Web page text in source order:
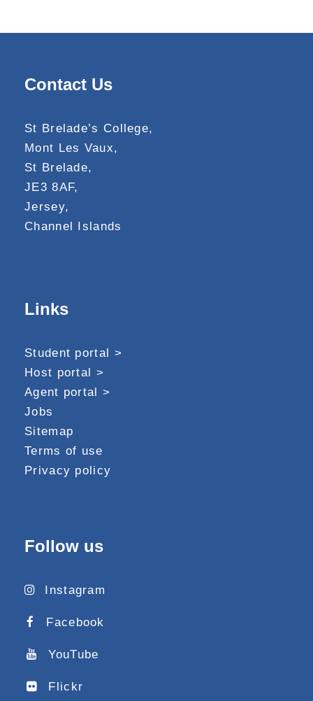
Contact Us
St Brelade’s College,
Mont Les Vaux,
St Brelade,
JE3 8AF,
Jersey,
Channel Islands
Links
Student portal >
Host portal >
Agent portal >
Jobs
Sitemap
Terms of use
Privacy policy
Follow us
Instagram
Facebook
YouTube
Flickr